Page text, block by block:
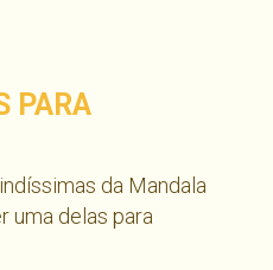
PARA
da Mandala
uma delas para